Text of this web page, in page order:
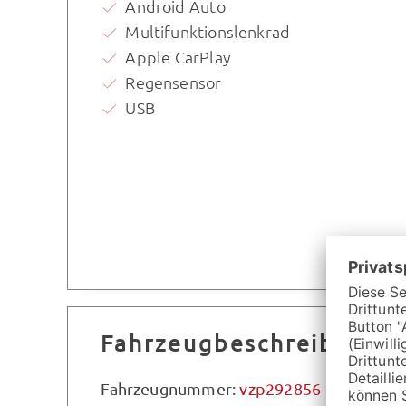
Android Auto
Multifunktionslenkrad
Apple CarPlay
Regensensor
USB
Fahrzeugbeschreibung
Fahrzeugnummer:vzp292856